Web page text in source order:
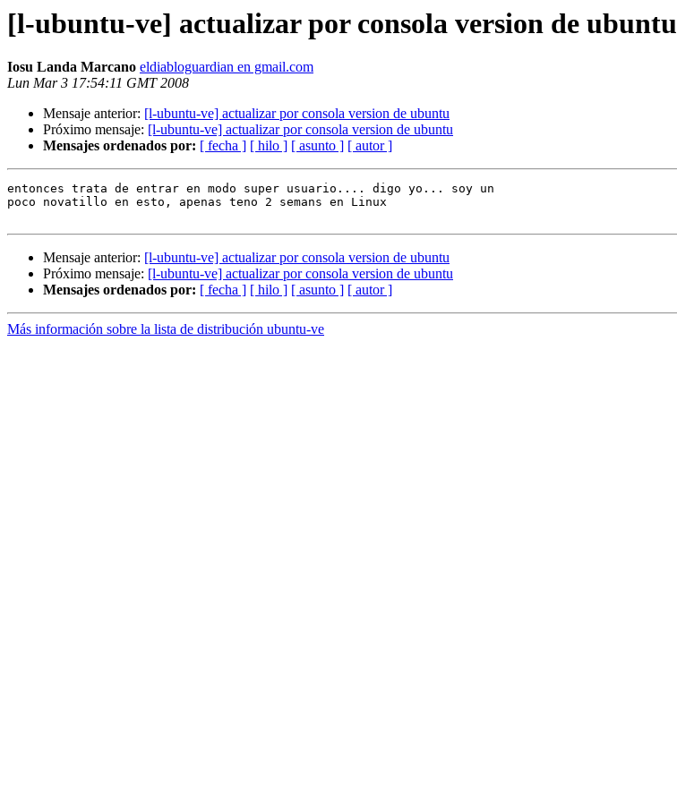
[l-ubuntu-ve] actualizar por consola version de ubuntu
Iosu Landa Marcano eldiabloguardian en gmail.com
Lun Mar 3 17:54:11 GMT 2008
Mensaje anterior: [l-ubuntu-ve] actualizar por consola version de ubuntu
Próximo mensaje: [l-ubuntu-ve] actualizar por consola version de ubuntu
Mensajes ordenados por: [ fecha ] [ hilo ] [ asunto ] [ autor ]
entonces trata de entrar en modo super usuario.... digo yo... soy un
poco novatillo en esto, apenas teno 2 semans en Linux
Mensaje anterior: [l-ubuntu-ve] actualizar por consola version de ubuntu
Próximo mensaje: [l-ubuntu-ve] actualizar por consola version de ubuntu
Mensajes ordenados por: [ fecha ] [ hilo ] [ asunto ] [ autor ]
Más información sobre la lista de distribución ubuntu-ve